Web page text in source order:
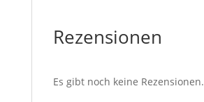
Rezensionen
Es gibt noch keine Rezensionen.